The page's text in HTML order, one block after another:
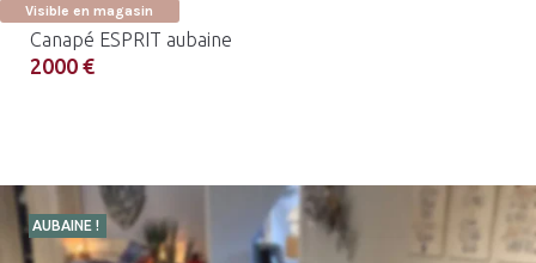
Visible en magasin
Canapé ESPRIT aubaine
2000 €
AUBAINE !